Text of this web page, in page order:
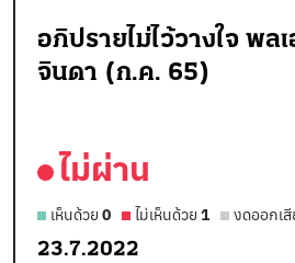
อภิปรายไม่ไว้วางใจ พล
จินดา (ก.ค. 65)
ไม่ผ่าน
เห็นด้วย 0 ไม่เห็นด้วย 1 งดออกเสี
23.7.2022